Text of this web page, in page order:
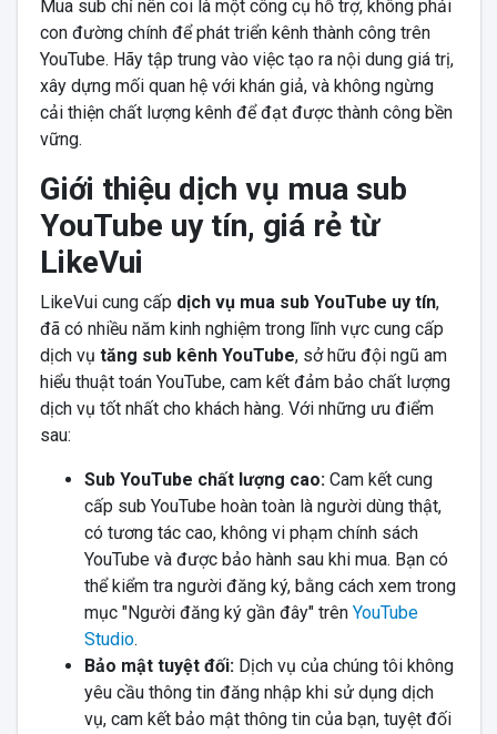
Mua sub chỉ nên coi là một công cụ hỗ trợ, không phải
con đường chính để phát triển kênh thành công trên
YouTube. Hãy tập trung vào việc tạo ra nội dung giá trị,
xây dựng mối quan hệ với khán giả, và không ngừng
cải thiện chất lượng kênh để đạt được thành công bền
vững.
Giới thiệu dịch vụ mua sub
YouTube uy tín, giá rẻ từ
LikeVui
LikeVui cung cấp dịch vụ mua sub YouTube uy tín,
đã có nhiều năm kinh nghiệm trong lĩnh vực cung cấp
dịch vụ tăng sub kênh YouTube, sở hữu đội ngũ am
hiểu thuật toán YouTube, cam kết đảm bảo chất lượng
dịch vụ tốt nhất cho khách hàng. Với những ưu điểm
sau:
Sub YouTube chất lượng cao:Cam kết cung
cấp sub YouTube hoàn toàn là người dùng thật,
có tương tác cao, không vi phạm chính sách
YouTube và được bảo hành sau khi mua. Bạn có
thể kiểm tra người đăng ký, bằng cách xem trong
mục "Người đăng ký gần đây" trên YouTube
Studio.
Bảo mật tuyệt đối:Dịch vụ của chúng tôi không
yêu cầu thông tin đăng nhập khi sử dụng dịch
vụ, cam kết bảo mật thông tin của bạn, tuyệt đối